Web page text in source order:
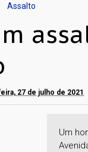
Assalto
27 de julho de 2021
Um